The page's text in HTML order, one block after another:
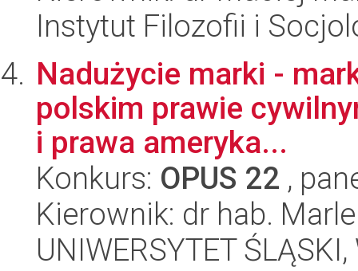
Instytut Filozofii i
Nadużycie marki -
polskim prawie
i prawa ameryka...
Konkurs: OPUS 22 ,
Kierownik: dr hab.
UNIWERSYTET